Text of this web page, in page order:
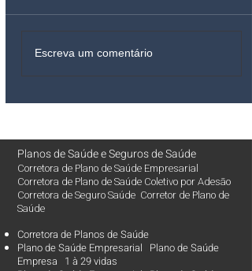
Escreva um comentário
Planos de SaúdeeSeguros de Saúde
Corretora de Plano de Saúde Empresarial
Corretora de Plano de Saúde Coletivo por Adesão
Corretora de Seguro Saúde Corretor de Plano de
Saúde
Corretora de Planos de Saúde
Plano de Saúde Empresarial Plano de Saúde
Empresa 1 à 29 vidas